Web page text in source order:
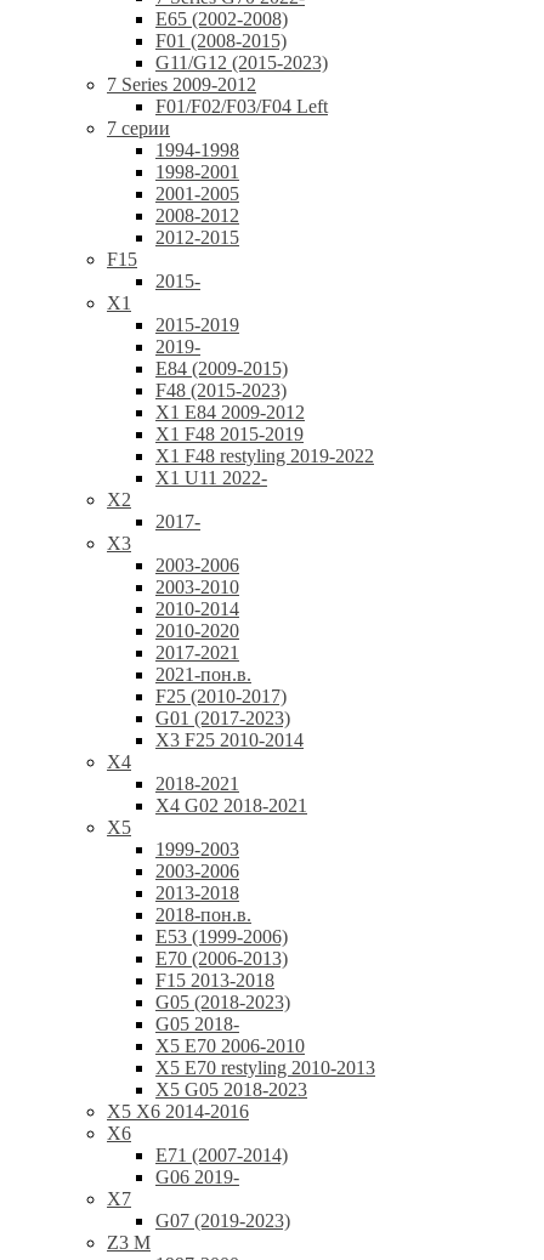
E65 (2002-2008)
F01 (2008-2015)
G11/G12 (2015-2023)
7 Series 2009-2012
F01/F02/F03/F04 Left
7 серии
1994-1998
1998-2001
2001-2005
2008-2012
2012-2015
F15
2015-
X1
2015-2019
2019-
E84 (2009-2015)
F48 (2015-2023)
X1 E84 2009-2012
X1 F48 2015-2019
X1 F48 restyling 2019-2022
X1 U11 2022-
X2
2017-
X3
2003-2006
2003-2010
2010-2014
2010-2020
2017-2021
2021-пон.в.
F25 (2010-2017)
G01 (2017-2023)
X3 F25 2010-2014
X4
2018-2021
X4 G02 2018-2021
X5
1999-2003
2003-2006
2013-2018
2018-пон.в.
E53 (1999-2006)
E70 (2006-2013)
F15 2013-2018
G05 (2018-2023)
G05 2018-
X5 E70 2006-2010
X5 E70 restyling 2010-2013
X5 G05 2018-2023
X5 X6 2014-2016
X6
E71 (2007-2014)
G06 2019-
X7
G07 (2019-2023)
Z3 M